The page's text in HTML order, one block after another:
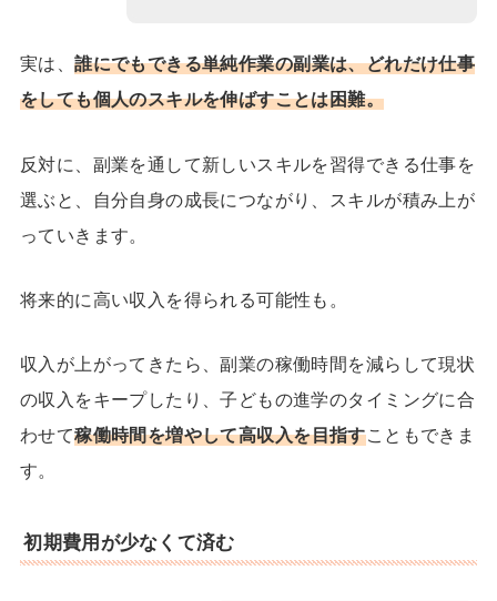
実は、誰にでもできる単純作業の副業は、どれだけ仕事
をしても個人のスキルを伸ばすことは困難。
反対に、副業を通して新しいスキルを習得できる仕事を
選ぶと、自分自身の成長につながり、スキルが積み上が
っていきます。
将来的に高い収入を得られる可能性も。
収入が上がってきたら、副業の稼働時間を減らして現状
の収入をキープしたり、子どもの進学のタイミングに合
わせて稼働時間を増やして高収入を目指すこともできま
す。
初期費用が少なくて済む